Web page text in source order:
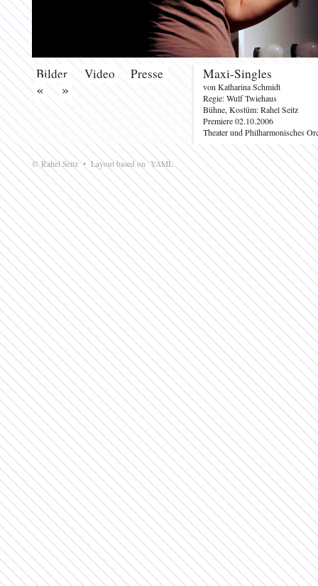
Bilder
« »
Video Presse Maxi-Singles
von Katharina Schmidt
Regie: Wulf Twiehaus
Bühne, Kostüm: Rahel Seitz
Premiere 02.10.2006
Theater und Philharmonisches
© Rahel Seitz • Layout based onYAML